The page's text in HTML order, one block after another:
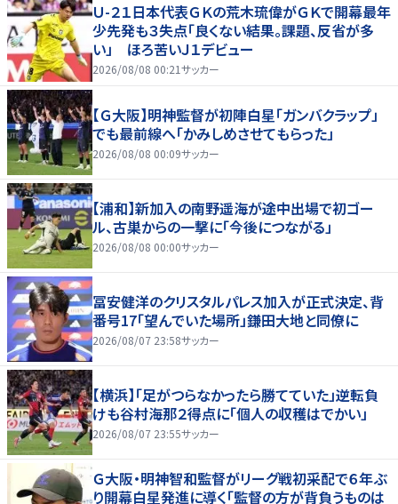
Ｕ-２１日本代表ＧＫの荒木琉偉がＧＫで開幕最年
少先発も３失点「良くない結果。課題、反省が多
い」 ほろ苦いＪ１デビュー
2026/08/08 00:21サッカー
【Ｇ大阪】明神監督が初陣白星「ガンバクラップ」
でも最前線へ「かみしめさせてもらった」
2026/08/08 00:09サッカー
【浦和】新加入の南野遥海が途中出場で初ゴー
ル、古巣からの一撃に「今後につながる」
2026/08/08 00:00サッカー
冨安健洋のクリスタルパレス加入が正式決定、背
番号17「望んでいた場所」鎌田大地と同僚に
2026/08/07 23:58サッカー
【横浜】「足がつらなかったら勝てていた」逆転負
けも谷村海那２得点に「個人の収穫はでかい」
2026/08/07 23:55サッカー
Ｇ大阪・明神智和監督がリーグ戦初采配で６年ぶ
り開幕白星発進に導く「監督の方が背負うものは